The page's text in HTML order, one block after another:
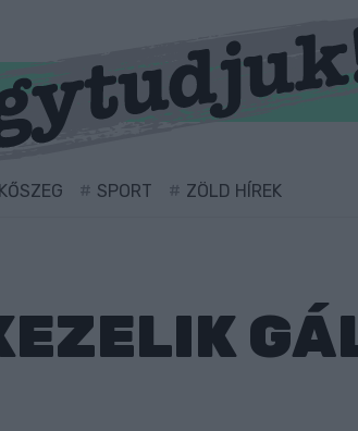
KŐSZEG SPORT ZÖLD HÍREK